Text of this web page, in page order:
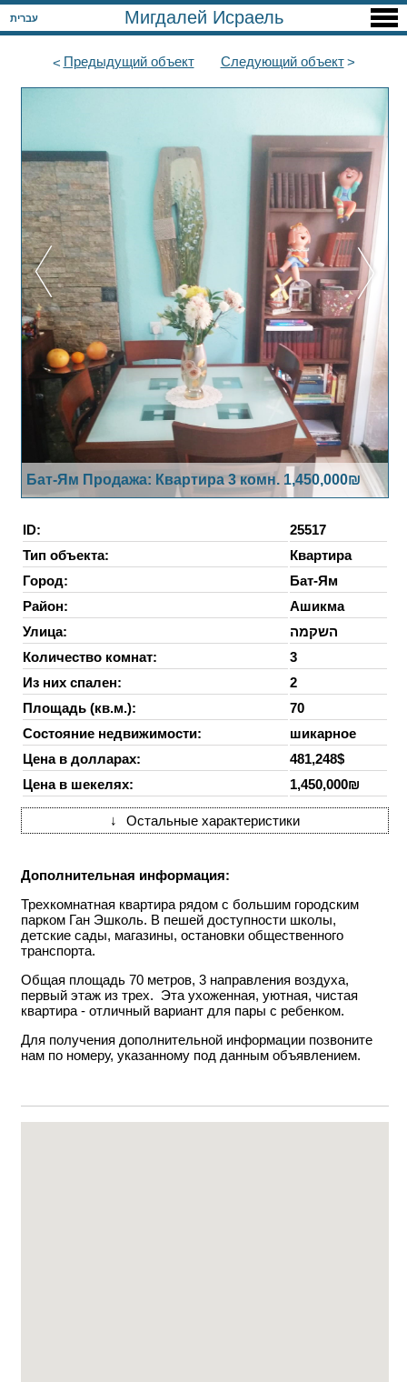
עברית Мигдалей Исраель
Предыдущийобъект Следующийобъект
Бат-Ям Продажа: Квартира 3 комн. 1,450,000₪
ID:
25517
Тип объекта:
Квартира
Город:
Бат-Ям
Район:
Ашикма
Улица:
השקמה
Количество комнат:
3
Из них спален:
2
Площадь (кв.м.):
70
Состояние недвижимости:
шикарное
Цена в долларах:
481,248$
Цена в шекелях:
1,450,000₪
↓ Остальные характеристики
Дополнительная информация:
Трехкомнатная квартира рядом с большим городским
парком Ган Эшколь. В пешей доступности школы,
детские сады, магазины, остановки общественного
транспорта.
Общая площадь 70 метров, 3 направления воздуха,
первый этаж из трех. Эта ухоженная, уютная, чистая
квартира - отличный вариант для пары с ребенком.
Для получения дополнительной информации позвоните
нам по номеру, указанному под данным объявлением.